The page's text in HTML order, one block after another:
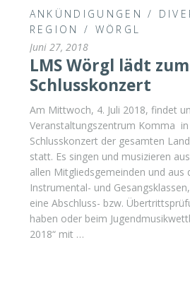
ANKÜNDIGUNGEN /
REGION
/ WÖRGL
Juni 27, 2018
LMS Wörgl lädt
Schlusskonzert
Am Mittwoch, 4. Juli 2018, findet
Veranstaltungszentrum Komma
Schlusskonzert der gesamten
statt. Es singen und musizieren
allen Mitgliedsgemeinden und aus
Instrumental- und
eine Abschluss- bzw.
haben oder beim
2018“ mit …